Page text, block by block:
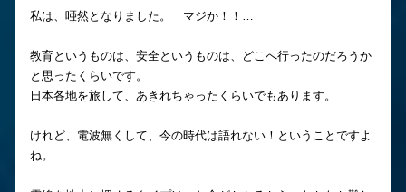
私は、唖然となりました。 マジか！！…
教育というものは、安全というものは、どこへ行ったのだろうか
と思ったくらいです。
日本各地を旅して、あきれちゃったくらいでもあります。
けれど、電波無くして、今の時代は語れない！ということですよ
ね。